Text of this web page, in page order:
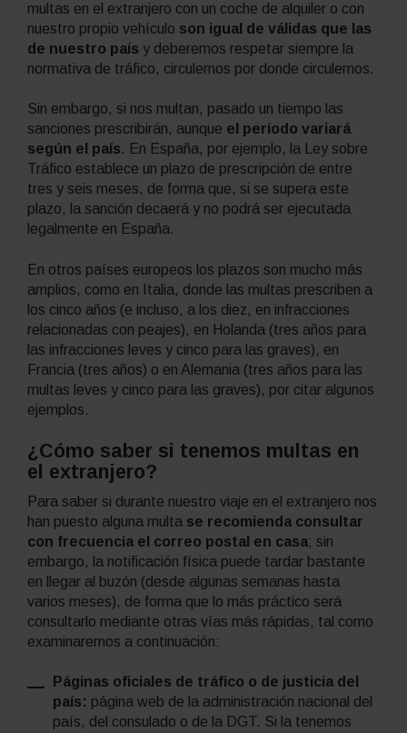
multas en el extranjero con un coche de alquiler o con
nuestro propio vehículo son igual de válidas que las
de nuestro país y deberemos respetar siempre la
normativa de tráfico, circulemos por donde circulemos.
Sin embargo, si nos multan, pasado un tiempo las
sanciones prescribirán, aunque el período variará
según el país. En España, por ejemplo, la Ley sobre
Tráfico establece un plazo de prescripción de entre
tres y seis meses, de forma que, si se supera este
plazo, la sanción decaerá y no podrá ser ejecutada
legalmente en España.
En otros países europeos los plazos son mucho más
amplios, como en Italia, donde las multas prescriben a
los cinco años (e incluso, a los diez, en infracciones
relacionadas con peajes), en Holanda (tres años para
las infracciones leves y cinco para las graves), en
Francia (tres años) o en Alemania (tres años para las
multas leves y cinco para las graves), por citar algunos
ejemplos.
¿Cómo saber si tenemos multas en
el extranjero?
Para saber si durante nuestro viaje en el extranjero nos
han puesto alguna multa se recomienda consultar
con frecuencia el correo postal en casa; sin
embargo, la notificación física puede tardar bastante
en llegar al buzón (desde algunas semanas hasta
varios meses), de forma que lo más práctico será
consultarlo mediante otras vías más rápidas, tal como
examinaremos a continuación:
Páginas oficiales de tráfico o de justicia del
país: página web de la administración nacional del
país, del consulado o de la DGT. Si la tenemos